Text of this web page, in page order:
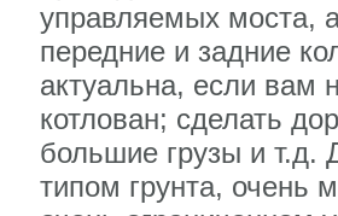
управляемых моста,
передние и задние
актуальна, если вам
котлован; сделать
большие грузы и т.д.
типом грунта, очень